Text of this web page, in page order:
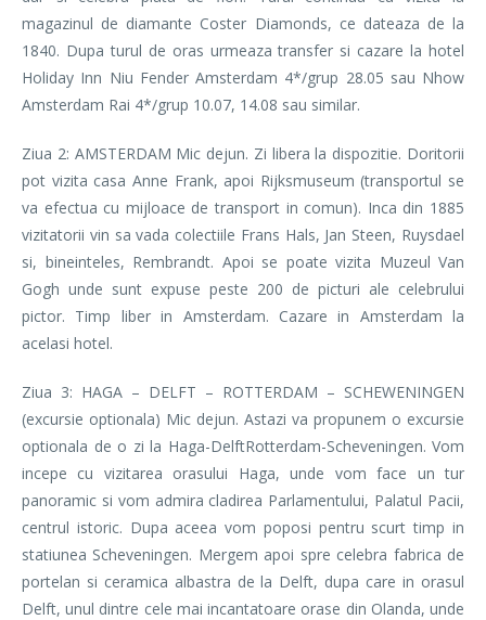
magazinul de diamante Coster Diamonds, ce dateaza de la
1840. Dupa turul de oras urmeaza transfer si cazare la hotel
Holiday Inn Niu Fender Amsterdam 4*/grup 28.05 sau Nhow
Amsterdam Rai 4*/grup 10.07, 14.08 sau similar.
Ziua 2: AMSTERDAM Mic dejun. Zi libera la dispozitie. Doritorii
pot vizita casa Anne Frank, apoi Rijksmuseum (transportul se
va efectua cu mijloace de transport in comun). Inca din 1885
vizitatorii vin sa vada colectiile Frans Hals, Jan Steen, Ruysdael
si, bineinteles, Rembrandt. Apoi se poate vizita Muzeul Van
Gogh unde sunt expuse peste 200 de picturi ale celebrului
pictor. Timp liber in Amsterdam. Cazare in Amsterdam la
acelasi hotel.
Ziua 3: HAGA – DELFT – ROTTERDAM – SCHEWENINGEN
(excursie optionala) Mic dejun. Astazi va propunem o excursie
optionala de o zi la Haga-DelftRotterdam-Scheveningen. Vom
incepe cu vizitarea orasului Haga, unde vom face un tur
panoramic si vom admira cladirea Parlamentului, Palatul Pacii,
centrul istoric. Dupa aceea vom poposi pentru scurt timp in
statiunea Scheveningen. Mergem apoi spre celebra fabrica de
portelan si ceramica albastra de la Delft, dupa care in orasul
Delft, unul dintre cele mai incantatoare orase din Olanda, unde